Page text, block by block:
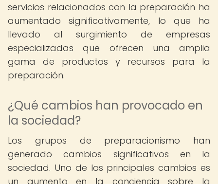
servicios relacionados con la preparación ha
aumentado significativamente, lo que ha
llevado al surgimiento de empresas
especializadas que ofrecen una amplia
gama de productos y recursos para la
preparación.
¿Qué cambios han provocado en
la sociedad?
Los grupos de preparacionismo han
generado cambios significativos en la
sociedad. Uno de los principales cambios es
un aumento en la conciencia sobre la